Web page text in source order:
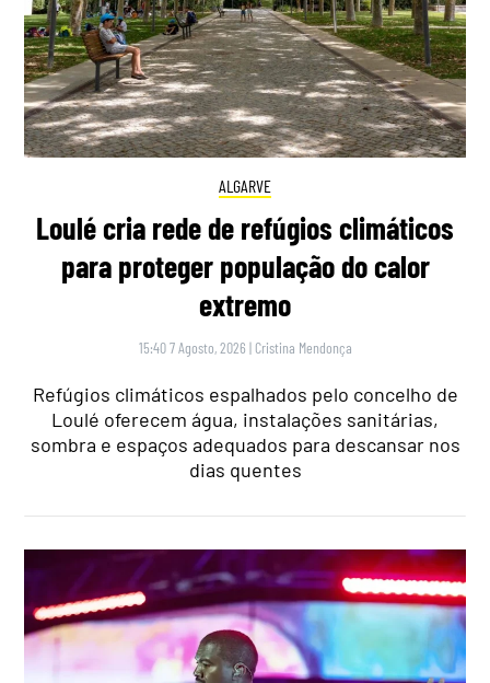
ALGARVE
Loulé cria rede de refúgios climáticos
para proteger população do calor
extremo
15:40 7 Agosto, 2026 | Cristina Mendonça
Refúgios climáticos espalhados pelo concelho de
Loulé oferecem água, instalações sanitárias,
sombra e espaços adequados para descansar nos
dias quentes